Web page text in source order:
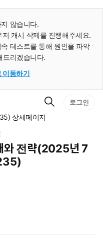
않습니다.
캐시 삭제를 진행해주세요.
테스트를 통해 원인을 파악
드리겠습니다.
이동하기
검
색
로그인
상세페이지
와 전략(2025년 7